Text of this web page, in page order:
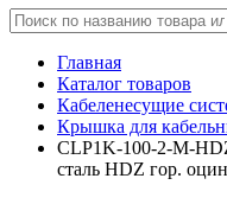
Главная
Каталог товаров
Кабеленесущие
Крышка для
CLP1K-100-2-M-
сталь HDZ гор.